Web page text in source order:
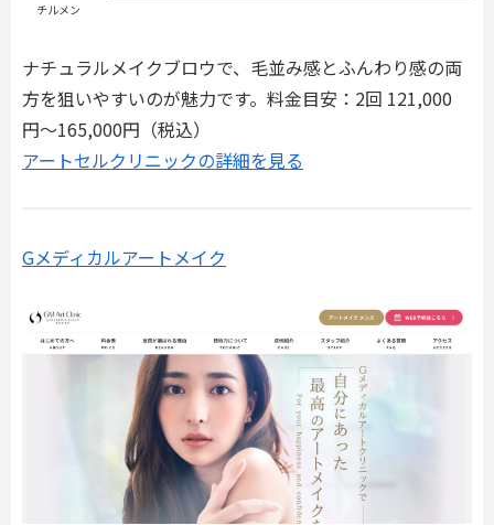
チルメン
ナチュラルメイクブロウで、毛並み感とふんわり感の両
方を狙いやすいのが魅力です。料金目安：2回 121,000
円〜165,000円（税込）
アートセルクリニックの詳細を見る
Gメディカルアートメイク